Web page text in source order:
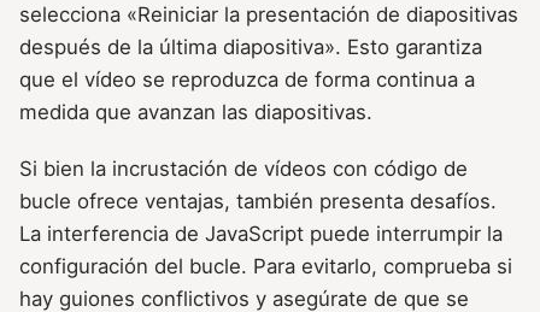
selecciona «Reiniciar la presentación de diapositivas
después de la última diapositiva». Esto garantiza
que el vídeo se reproduzca de forma continua a
medida que avanzan las diapositivas.
Si bien la incrustación de vídeos con código de
bucle ofrece ventajas, también presenta desafíos.
La interferencia de JavaScript puede interrumpir la
configuración del bucle. Para evitarlo, comprueba si
hay guiones conflictivos y asegúrate de que se